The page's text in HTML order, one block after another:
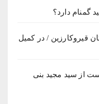
گمنام دارد؟
قیروکارزین / در کمیل
از سید مجید بنی